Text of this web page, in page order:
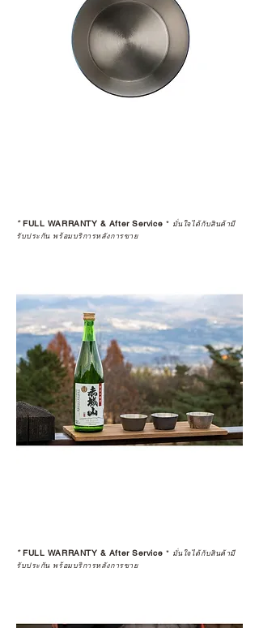
*FULL WARRANTY & After Service * มั่นใจได้กับสินค้ามี
รับประกัน พร้อมบริการหลังการขาย
*FULL WARRANTY & After Service * มั่นใจได้กับสินค้ามี
รับประกัน พร้อมบริการหลังการขาย